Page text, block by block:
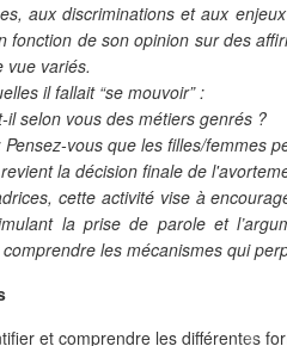
❄
aux discriminations et aux
fonction de son opinion sur des
vue variés.
il fallait “se mouvoir” :
il selon vous des métiers genrés ?
vous que les filles/femmes
la décision finale de
cette activité vise à
la prise de parole et
les mécanismes qui
et comprendre les différentes